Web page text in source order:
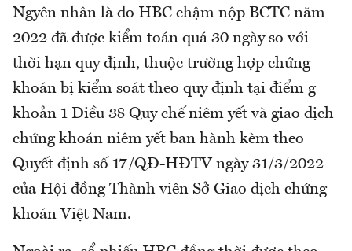
Ngyên nhân là do HBC chậm nộp BCTC năm
2022 đã được kiểm toán quá 30 ngày so với
thời hạn quy định, thuộc trường hợp chứng
khoán bị kiểm soát theo quy định tại điểm g
khoản 1 Điều 38 Quy chế niêm yết và giao dịch
chứng khoán niêm yết ban hành kèm theo
Quyết định số 17/QĐ-HĐTV ngày 31/3/2022
của Hội đồng Thành viên Sở Giao dịch chứng
khoán Việt Nam.